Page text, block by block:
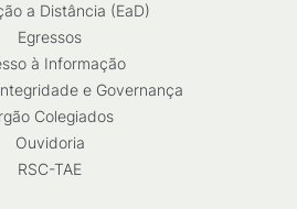
a Distância (EaD)
Egressos
à Informação
e Governança
Colegiados
Ouvidoria
RSC-TAE